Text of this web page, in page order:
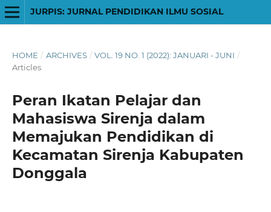
JURPIS: JURNAL PENDIDIKAN ILMU SOSIAL
HOME / ARCHIVES / VOL. 19 NO. 1 (2022): JANUARI - JUNI /
Articles
Peran Ikatan Pelajar dan
Mahasiswa Sirenja dalam
Memajukan Pendidikan di
Kecamatan Sirenja Kabupaten
Donggala